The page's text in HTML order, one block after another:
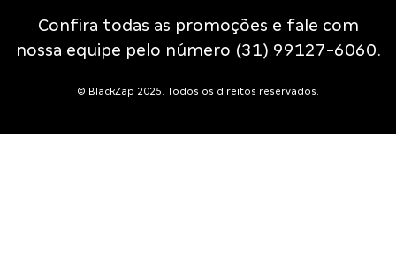
Confira todas as promoções e fale com
nossa equipe pelo número (31) 99127-6060.
© BlackZap 2025. Todos os direitos reservados.